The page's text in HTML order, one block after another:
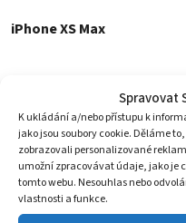
Spravovat
K ukládání a/nebo přístupu k
jako jsou soubory cookie. Děláme
zobrazovali personalizované
umožní zpracovávat údaje, jako je
tomto webu. Nesouhlas nebo
vlastnosti a funkce.
iPhone XS Max
Oprav
a
Popis
Výmě
na
Prask